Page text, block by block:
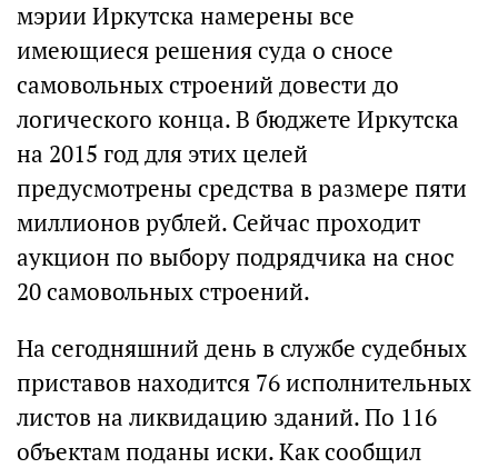
мэрии Иркутска намерены все
имеющиеся решения суда о сносе
самовольных строений довести до
логического конца. В бюджете Иркутска
на 2015 год для этих целей
предусмотрены средства в размере пяти
миллионов рублей. Сейчас проходит
аукцион по выбору подрядчика на снос
20 самовольных строений.
На сегодняшний день в службе судебных
приставов находится 76 исполнительных
листов на ликвидацию зданий. По 116
объектам поданы иски. Как сообщил